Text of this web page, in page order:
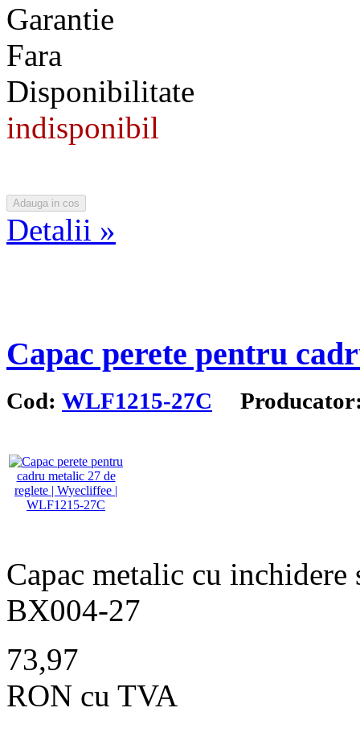
Garantie
Fara
Disponibilitate
indisponibil
Detalii »
Capac perete pentru
Cod: WLF1215-27C
Capac metalic cu
BX004-27
73,97
RON cu TVA